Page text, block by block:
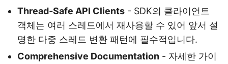
Thread‑Safe API Clients - SDK의 클라이언트
객체는 여러 스레드에서 재사용할 수 있어 앞서 설
명한 다중 스레드 변환 패턴에 필수적입니다.
Comprehensive Documentation - 자세한 가이